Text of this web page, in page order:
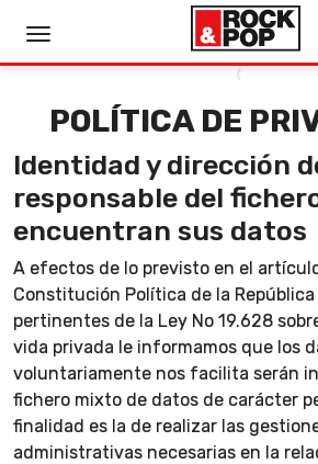
POLÍTICA DE
Identidad y dirección
responsable del
encuentran sus datos
A efectos de lo previsto en el
Constitución Política de la República
pertinentes de la Ley No 19.628
vida privada le informamos que los
voluntariamente nos facilita serán
fichero mixto de datos de carácter
finalidad es la de realizar las
administrativas necesarias en la